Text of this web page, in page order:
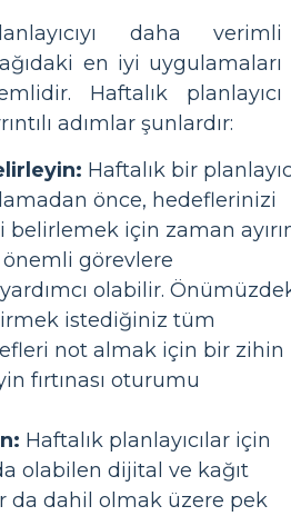
daha verimli
en iyi uygulamaları
Haftalık planlayıcı
adımlar şunlardır:
Haftalık bir
önce, hedeflerinizi
için zaman
görevlere
olabilir.
istediğiniz tüm
not almak için bir zihin
fırtınası oturumu
Haftalık planlayıcılar için
olabilen dijital ve kağıt
da dahil olmak üzere pek